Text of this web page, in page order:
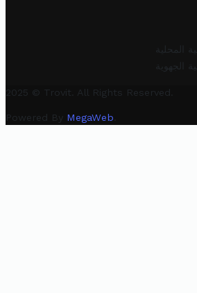
المحلية
الجهوية
2025 © Trovit. All Rights Reserved.
Powered By MegaWeb